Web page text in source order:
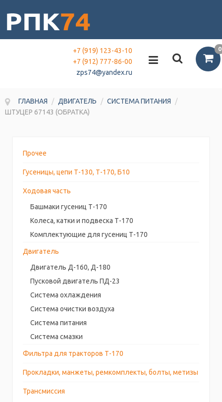
0
+7 (919) 123-43-10
+7 (912) 777-86-00
zps74@yandex.ru
ГЛАВНАЯ / ДВИГАТЕЛЬ / СИСТЕМА ПИТАНИЯ
/
ШТУЦЕР 67143 (ОБРАТКА)
Прочее
Гусеницы, цепи Т-130, Т-170, Б10
Ходовая часть
Башмаки гусениц Т-170
Колеса, катки и подвеска Т-170
Комплектующие для гусениц Т-170
Двигатель
Двигатель Д-160, Д-180
Пусковой двигатель ПД-23
Система охлаждения
Система очистки воздуха
Система питания
Система смазки
Фильтра для тракторов Т-170
Прокладки, манжеты, ремкомплекты, болты, метизы
Трансмиссия